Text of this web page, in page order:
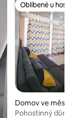
Oblíbené u hostů
Oblíbené u hostů
Domov ve městě
Pohostinný dům